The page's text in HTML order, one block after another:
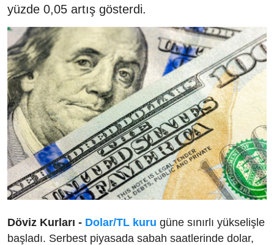
yüzde 0,05 artış gösterdi.
Döviz Kurları - Dolar/TL kuru güne sınırlı yükselişle
başladı. Serbest piyasada sabah saatlerinde dolar,